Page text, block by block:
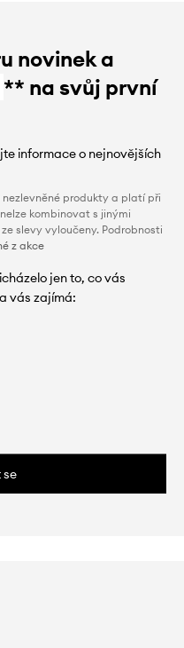
novinek a
** na svůj první
informace o nejnovějších
produkty a platí při
kombinovat s jinými
slevy vyloučeny. Podrobnosti
z akce
jen to, co vás
vás zajímá:
se